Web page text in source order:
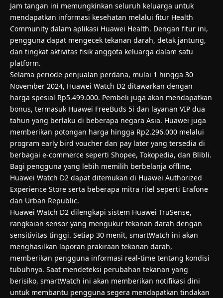
Jam tangan ini memungkinkan seluruh keluarga untuk
mendapatkan informasi kesehatan melalui fitur Health
Community dalam aplikasi Huawei Health. Dengan fitur ini,
pengguna dapat mengecek tekanan darah, detak jantung,
dan tingkat aktivitas fisik anggota keluarga dalam satu
platform.
Selama periode penjualan perdana, mulai 1 hingga 30
November 2024, Huawei Watch D2 ditawarkan dengan
harga spesial Rp5.499.000. Pembeli juga akan mendapatkan
bonus, termasuk Huawei FreeBuds 5i dan layanan VIP dua
tahun yang berlaku di beberapa negara Asia. Huawei juga
memberikan potongan harga hingga Rp2.296.000 melalui
program early bird voucher dan pay later yang tersedia di
berbagai e-commerce seperti Shopee, Tokopedia, dan Blibli.
Bagi pengguna yang lebih memilih berbelanja offline,
Huawei Watch D2 dapat ditemukan di Huawei Authorized
Experience Store serta beberapa mitra ritel seperti Erafone
dan Urban Republic.
Huawei Watch D2 dilengkapi sistem Huawei TruSense,
rangkaian sensor yang mengukur tekanan darah dengan
sensitivitas tinggi. Setiap 30 menit, smartWatch ini akan
menghasilkan laporan prakiraan tekanan darah,
memberikan pengguna informasi real-time tentang kondisi
tubuhnya. Saat mendeteksi perubahan tekanan yang
berisiko, smartWatch ini akan memberikan notifikasi dini
untuk membantu pengguna segera mendapatkan tindakan